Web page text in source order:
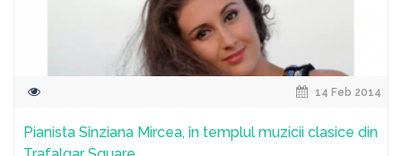
14 Feb 2014
Pianista Sînziana Mircea, în templul muzicii clasice din